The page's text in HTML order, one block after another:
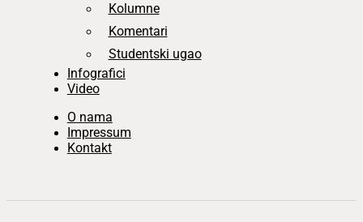
Kolumne
Komentari
Studentski ugao
Infografici
Video
O nama
Impressum
Kontakt